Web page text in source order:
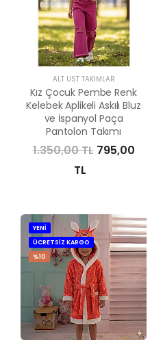
ALT ÜST TAKIMLAR
Kız Çocuk Pembe Renk
Kelebek Aplikeli Askılı Bluz
ve İspanyol Paça
Pantolon Takımı
1.350,00 TL 795,00
TL
YENİ
ÜCRETSİZ KARGO
%10